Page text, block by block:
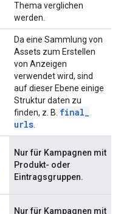
Thema verglichen
werden.
Da eine Sammlung von
Assets zum Erstellen
von Anzeigen
verwendet wird, sind
auf dieser Ebene einige
Struktur daten zu
finden, z. B. final_
urls
Nur für Kampagnen mit
Produkt- oder
Eintragsgruppen.
Nur für Kampagnen mit